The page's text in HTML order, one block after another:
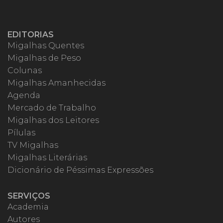
EDITORIAS
Migalhas Quentes
Migalhas de Peso
Colunas
Migalhas Amanhecidas
Agenda
Mercado de Trabalho
Migalhas dos Leitores
Pílulas
TV Migalhas
Migalhas Literárias
Dicionário de Péssimas Expressões
SERVIÇOS
Academia
Autores